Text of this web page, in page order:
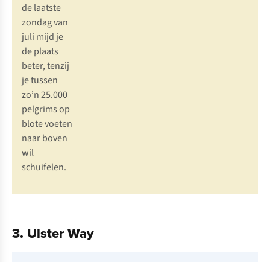
de laatste
zondag van
juli mijd je
de plaats
beter, tenzij
je tussen
zo’n 25.000
pelgrims op
blote voeten
naar boven
wil
schuifelen.
3. Ulster Way